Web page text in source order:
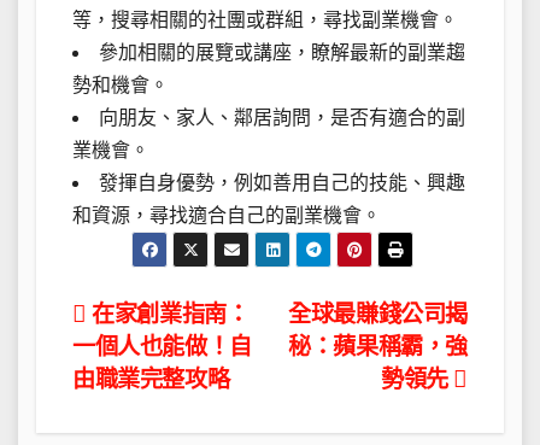
等，搜尋相關的社團或群組，尋找副業機會。
參加相關的展覽或講座，瞭解最新的副業趨
勢和機會。
向朋友、家人、鄰居詢問，是否有適合的副
業機會。
發揮自身優勢，例如善用自己的技能、興趣
和資源，尋找適合自己的副業機會。
文
章
全球最賺錢公司揭
秘：蘋果稱霸，強
勢領先
在家創業指南：
一個人也能做！自
由職業完整攻略